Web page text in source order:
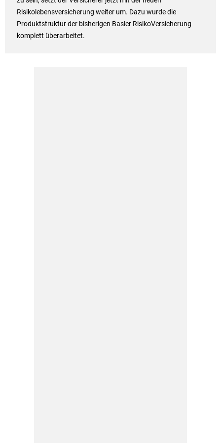
Risikolebensversicherung weiter um. Dazu wurde die
Produktstruktur der bisherigen Basler RisikoVersicherung
komplett überarbeitet.